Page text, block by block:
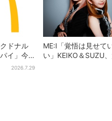
ドナル
イ」今
～り夏
2026.7.29
ME:I「覚悟は見せて
い」KEIKO＆SUZU
語る…“日プ女子”か